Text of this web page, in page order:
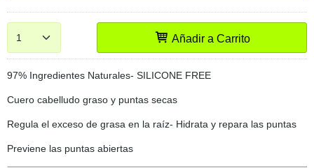
Añadir a Carrito
97% Ingredientes Naturales- SILICONE FREE
Cuero cabelludo graso y puntas secas
Regula el exceso de grasa en la raíz- Hidrata y repara las puntas
Previene las puntas abiertas